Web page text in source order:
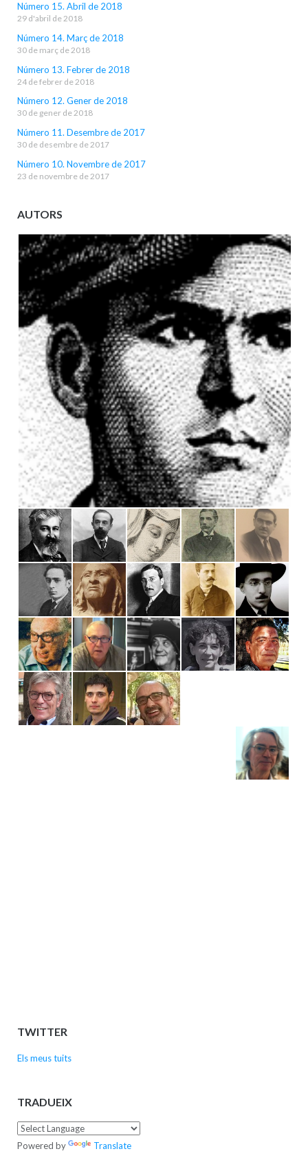
Número 15. Abril de 2018
29 d'abril de 2018
Número 14. Març de 2018
30 de març de 2018
Número 13. Febrer de 2018
24 de febrer de 2018
Número 12. Gener de 2018
30 de gener de 2018
Número 11. Desembre de 2017
30 de desembre de 2017
Número 10. Novembre de 2017
23 de novembre de 2017
AUTORS
TWITTER
Els meus tuits
TRADUEIX
Powered by Translate